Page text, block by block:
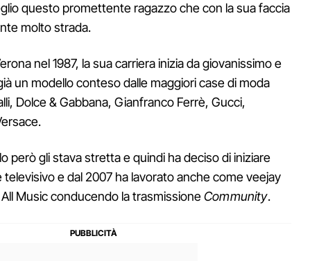
questo promettente ragazzo che con la sua faccia
molto strada.
nel 1987, la sua carriera inizia da giovanissimo e
un modello conteso dalle maggiori case di moda
Dolce & Gabbana, Gianfranco Ferrè, Gucci,
però gli stava stretta e quindi ha deciso di iniziare
e dal 2007 ha lavorato anche come veejay
Music conducendo la trasmissioneCommunity.